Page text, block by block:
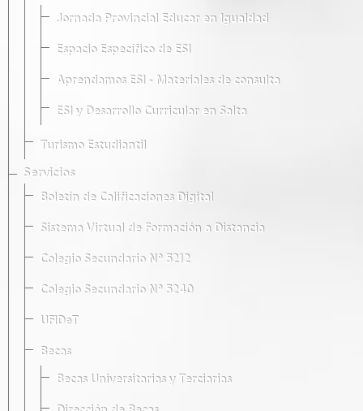
Jornada Provincial Educar en Igualdad
Espacio Específico de ESI
Aprendamos ESI - Materiales de consulta
ESI y Desarrollo Curricular en Salta
Turismo Estudiantil
Servicios
Boletín de Calificaciones Digital
Sistema Virtual de Formación a Distancia
Colegio Secundario Nº 5212
Colegio Secundario Nº 5240
UFIDeT
Becas
Becas Universitarias y Terciarias